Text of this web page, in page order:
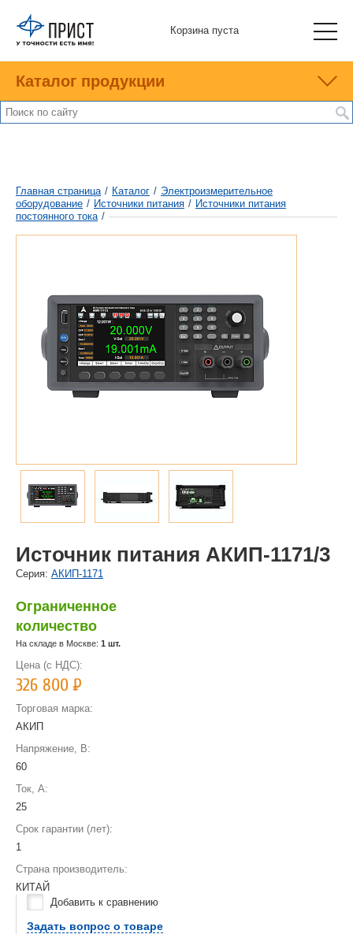
Корзина пуста
Каталог продукции
Главная страница / Каталог / Электроизмерительное
оборудование / Источники питания / Источники питания
постоянного тока /
Источник питания АКИП-1171/3
Cерия: АКИП-1171
Ограниченное
количество
На складе в Москве: 1 шт.
Цена (с НДС):
326 800Р
Торговая марка:
АКИП
Напряжение, В:
60
Ток, А:
25
Срок гарантии (лет):
1
Страна производитель:
КИТАЙ
Добавить к сравнению
Задать вопрос о товаре